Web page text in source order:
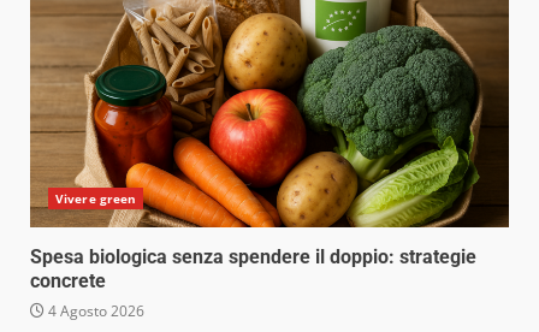
Vivere green
Spesa biologica senza spendere il doppio: strategie
concrete
4 Agosto 2026